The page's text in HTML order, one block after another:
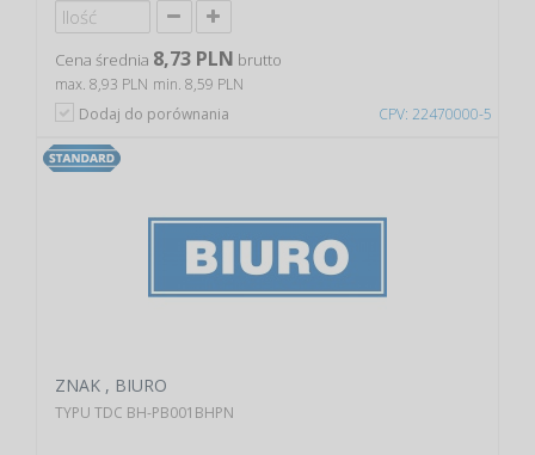
CPV: 22470000-5
Cena średnia 8,73 PLN brutto
max. 8,93 PLN min. 8,59 PLN
Dodaj do porównania
ZNAK , BIURO
TYPU TDC BH-PB001BHPN